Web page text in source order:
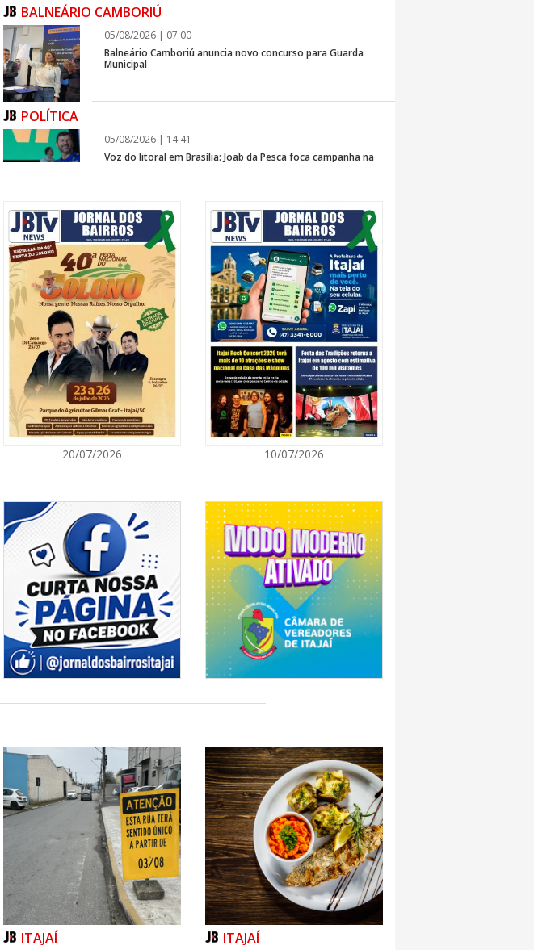
BALNEÁRIO CAMBORIÚ
05/08/2026 | 07:00
Balneário Camboriú anuncia novo concurso para Guarda
Municipal
POLÍTICA
05/08/2026 | 14:41
Voz do litoral em Brasília: Joab da Pesca foca campanha na
ITAPEMA
05/08/2026 | 07:00
Rede Municipal de Ensino inicia entrega de novos uniformes
para merendeiras
GERAL
05/08/2026 | 07:00
Sorveteria do Norte de SC expande e abre primeira unidade
em Florianópolis
GERAL
05/08/2026 | 07:00
energético
NAVEGANTES
05/08/2026 | 07:00
Curta-metragem navegantino estreia no Cineteatro
Carecão com debate sobre direitos da mulher
20/07/2026 10/07/2026
ITAJAÍ ITAJAÍ